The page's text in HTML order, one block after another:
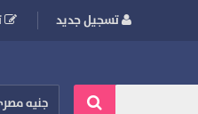
تسجيل جديد
جنيه